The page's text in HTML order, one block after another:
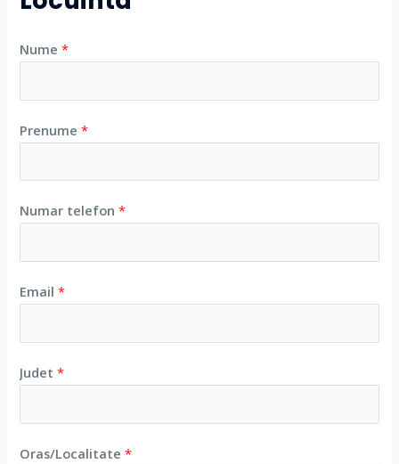
Nume*
Prenume*
Numar telefon*
Email*
Judet*
Oras/Localitate*